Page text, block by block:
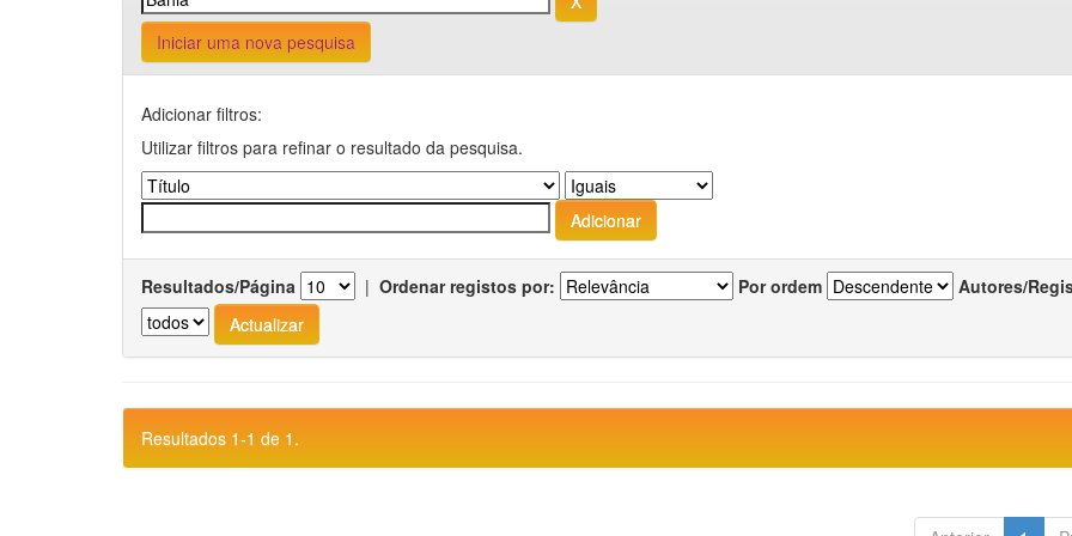
Iniciar uma nova pesquisa
Adicionar filtros:
Utilizar filtros para refinar o resultado da pesquisa.
Resultados/Página | Ordenar registos por: Por ordem Autores/
Resultados 1-1 de 1.